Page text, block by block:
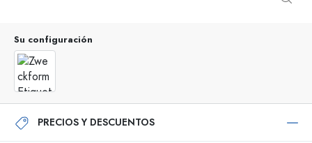
Su configuración
PRECIOS Y DESCUENTOS